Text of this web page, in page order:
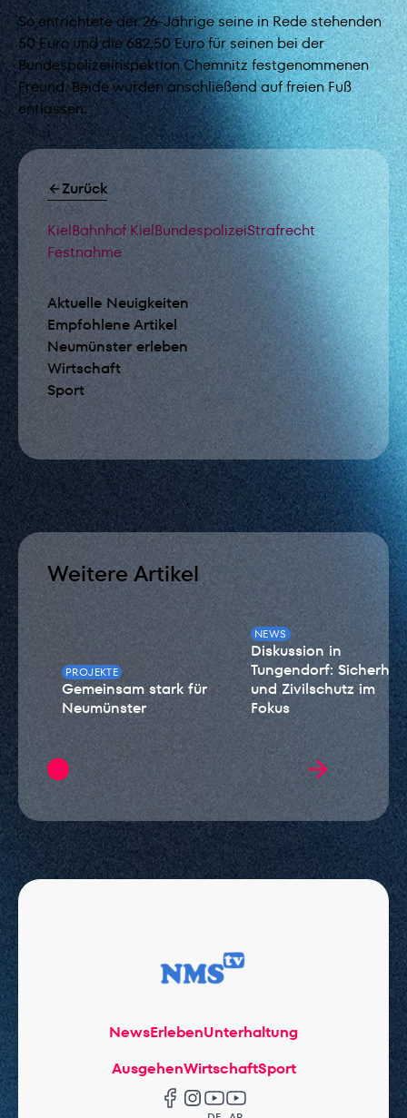
Zurück
TAGS
KielBahnhof KielBundespolizeiStrafrecht
Festnahme
Aktuelle Neuigkeiten
Empfohlene Artikel
Neumünster erleben
Wirtschaft
Sport
So entrichtete der 26-Jährige seine in Rede stehenden
50 Euro und die 682,50 Euro für seinen bei der
Bundespolizeiinspektion Chemnitz festgenommenen
Freund. Beide wurden anschließend auf freien Fuß
entlassen.
Weitere Artikel
PROJEKTE
Gemeinsam stark für
Neumünster
NEWS
Diskussion in
Tungendorf: Sicherheit
und Zivilschutz im
Fokus
NewsErlebenUnterhaltung
AusgehenWirtschaftSport